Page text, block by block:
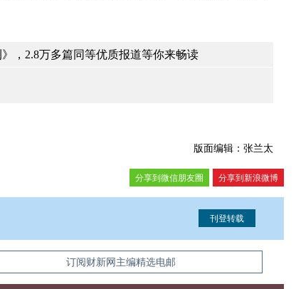
，2.8万多篇同等优质报道等你来畅读
版面编辑：张兰太
分享到新浪微博
分享到微信朋友圈
息。经确认即可刊登转载。订阅财新网主编精选电邮